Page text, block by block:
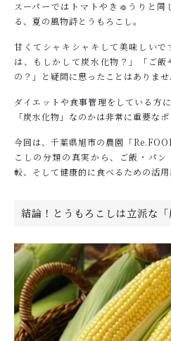
スーパーではトマトやきゅうりと
る、夏の風物詩とうもろこし。
甘くてシャキシャキして美味しいで
は、もしかして炭水化物？」「ご
の？」と疑問に思ったことはありませ
ダイエットや食事管理をしている方
「炭水化物」なのかは非常に重要なポ
今回は、千葉県旭市の農園「
こしの分類の真実から、ご飯・パ
較、そして健康的に食べるための活用
結論！とうもろこしは立派な